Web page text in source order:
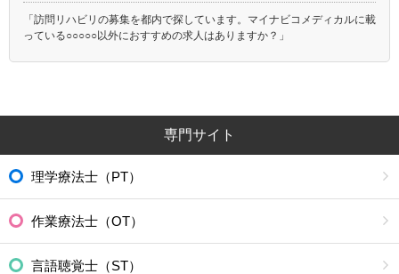
「訪問リハビリの募集を都内で探しています。マイナビコメディカルに載
っている○○○○○以外におすすめの求人はありますか？」
専門サイト
理学療法士（PT）
作業療法士（OT）
言語聴覚士（ST）